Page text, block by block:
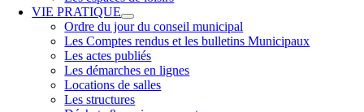
VIE PRATIQUE
Ordre du jour du conseil municipal
Les Comptes rendus et les bulletins Municipaux
Les actes publiés
Les démarches en lignes
Locations de salles
Les structures